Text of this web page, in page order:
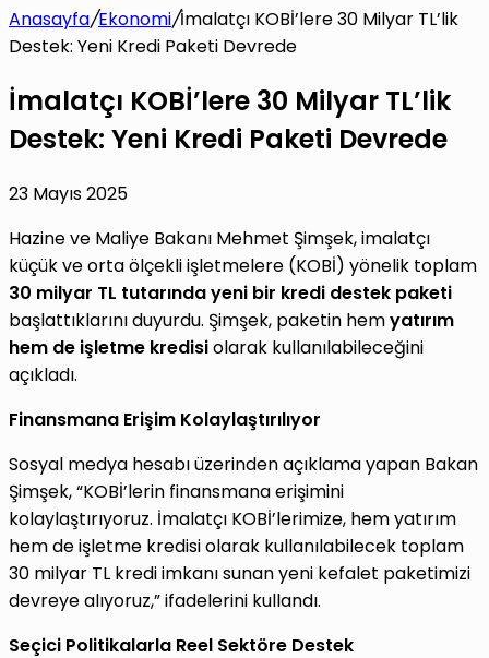
Anasayfa/Ekonomi/İmalatçı KOBİ’lere 30 Milyar TL’lik
Destek: Yeni Kredi Paketi Devrede
İmalatçı KOBİ’lere 30 Milyar TL’lik
Destek: Yeni Kredi Paketi Devrede
23 Mayıs 2025
Hazine ve Maliye Bakanı Mehmet Şimşek, imalatçı
küçük ve orta ölçekli işletmelere (KOBİ) yönelik toplam
30 milyar TL tutarında yeni bir kredi destek paketi
başlattıklarını duyurdu. Şimşek, paketin hemyatırım
hem de işletme kredisiolarak kullanılabileceğini
açıkladı.
Finansmana Erişim Kolaylaştırılıyor
Sosyal medya hesabı üzerinden açıklama yapan Bakan
Şimşek, “KOBİ’lerin finansmana erişimini
kolaylaştırıyoruz. İmalatçı KOBİ’lerimize, hem yatırım
hem de işletme kredisi olarak kullanılabilecek toplam
30 milyar TL kredi imkanı sunan yeni kefalet paketimizi
devreye alıyoruz,” ifadelerini kullandı.
Seçici Politikalarla Reel Sektöre Destek